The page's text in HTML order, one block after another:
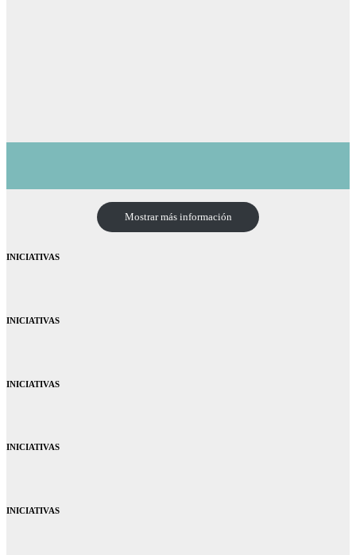
Mostrar más información
INICIATIVAS
INICIATIVAS
INICIATIVAS
INICIATIVAS
INICIATIVAS